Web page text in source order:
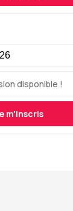
disponible !
m'inscris